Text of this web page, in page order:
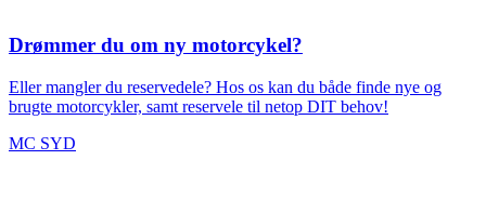
Drømmer du om ny motorcykel?
Eller mangler du reservedele? Hos os kan du både finde nye og
brugte motorcykler, samt reservele til netop DIT behov!
MC SYD